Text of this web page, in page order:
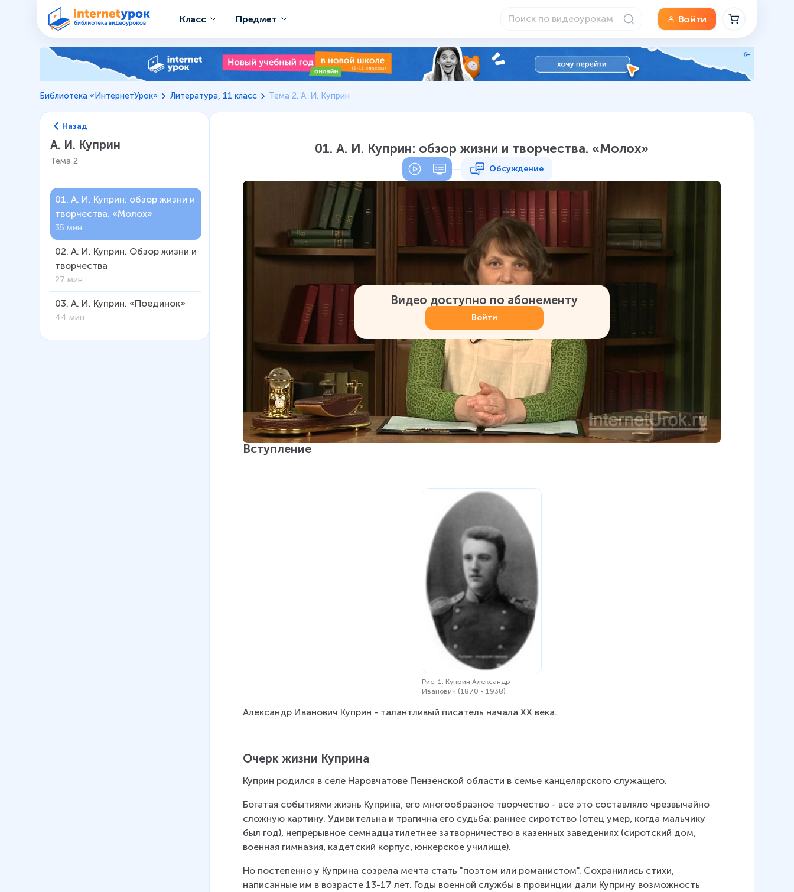
Класс Предмет Войти
Библиотека «ИнтернетУрок» Литература, 11 класс Тема 2. А. И. Куприн
Назад
А. И. Куприн
Тема 2
01. А. И. Куприн: обзор жизни и
творчества. «Молох»
35 мин
02. А. И. Куприн. Обзор жизни и
творчества
27 мин
03. А. И. Куприн. «Поединок»
44 мин
01. А. И. Куприн: обзор жизни и творчества. «Молох»
Обсуждение
Видео доступно по абонементу
Войти
Вступление
Рис. 1. Куприн Александр
Иванович (1870 - 1938)
Александр Иванович Куприн - талантливый писатель начала XX века.
Очерк жизни Куприна
Куприн родился в селе Наровчатове Пензенской области в семье канцелярского служащего.
Богатая событиями жизнь Куприна, его многообразное творчество - все это составляло чрезвычайно
сложную картину. Удивительна и трагична его судьба: раннее сиротство (отец умер, когда мальчику
был год), непрерывное семнадцатилетнее затворничество в казенных заведениях (сиротский дом,
военная гимназия, кадетский корпус, юнкерское училище).
Но постепенно у Куприна созрела мечта стать "поэтом или романистом". Сохранились стихи,
написанные им в возрасте 13-17 лет. Годы военной службы в провинции дали Куприну возможность